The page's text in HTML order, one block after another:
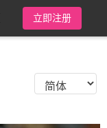
立即注册